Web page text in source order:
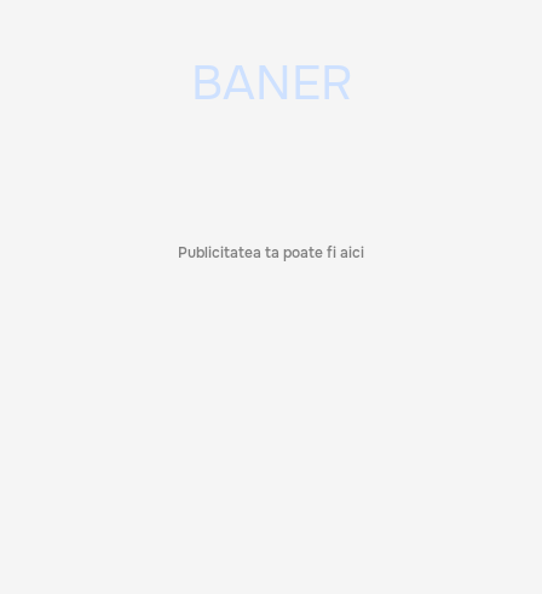
Publicitatea ta poate fi aici